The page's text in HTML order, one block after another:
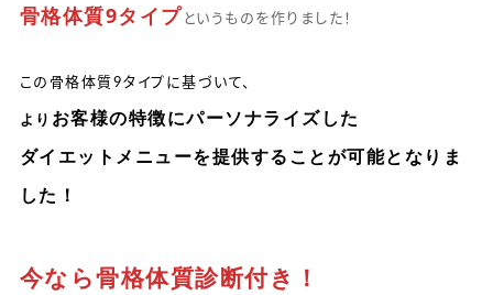
骨格体質9タイプというものを作りました！
この骨格体質9タイプに基づいて、
より お客様の特徴にパーソナライズした
ダイエットメニューを提供することが可能となりま
した！
今なら骨格体質診断付き！